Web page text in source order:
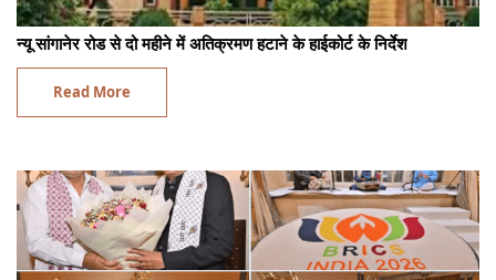
न्यू सांगानेर रोड से दो महीने में अतिक्रमण हटाने के हाईकोर्ट के निर्देश
Read More